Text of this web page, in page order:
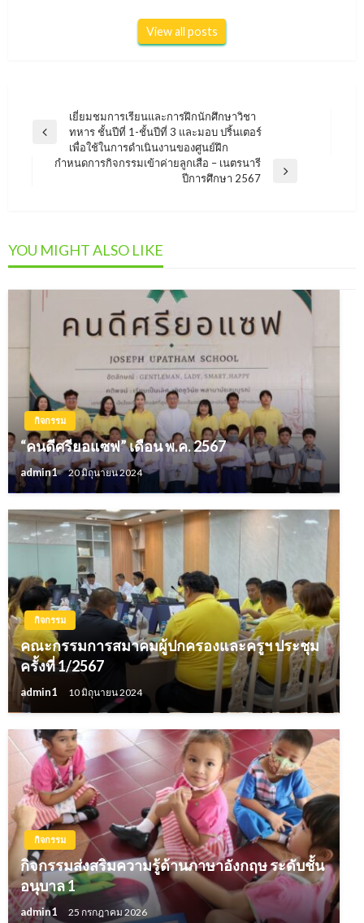
View all posts
แนะแนว
เรื่อง
Previous
เยี่ยมชมการเรียนและการฝึกนักศึกษาวิชา
ทหาร ชั้นปีที่ 1-ชั้นปีที่ 3 และมอบ ปริ้นเตอร์
เพื่อใช้ในการดำเนินงานของศูนย์ฝึก
กำหนดการกิจกรรมเข้าค่ายลูกเสือ – เนตรนารี
ปีการศึกษา 2567
YOU MIGHT ALSO LIKE
กิจกรรม
“คนดีศรียอแซฟ” เดือน พ.ค. 2567
admin1 20 มิถุนายน 2024
กิจกรรม
คณะกรรมการสมาคมผู้ปกครองและครูฯ ประชุม
ครั้งที่ 1/2567
admin1 10 มิถุนายน 2024
กิจกรรม
กิจกรรมส่งสริมความรู้ด้านภาษาอังกฤษ ระดับชั้น
อนุบาล 1
admin1 25 กรกฎาคม 2026